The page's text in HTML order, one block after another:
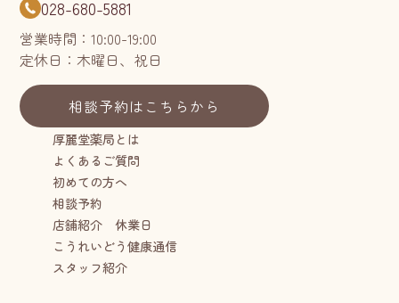
028-680-5881
営業時間：10:00-19:00
定休日：木曜日、祝日
相談予約はこちらから
厚麗堂薬局とは
よくあるご質問
初めての方へ
相談予約
店舗紹介 休業日
こうれいどう健康通信
スタッフ紹介